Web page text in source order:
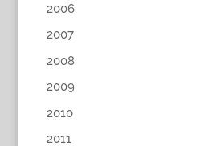
2006
2007
2008
2009
2010
2011